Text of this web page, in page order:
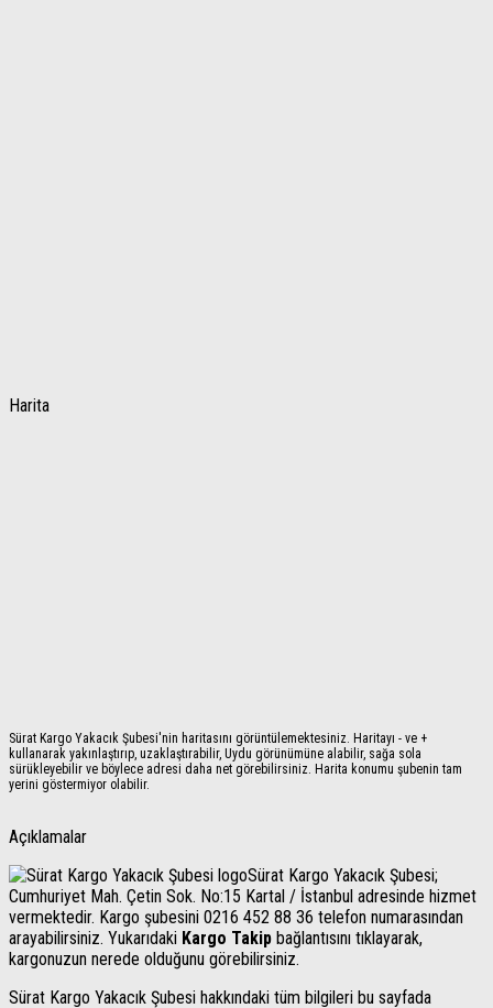
Harita
Sürat Kargo Yakacık Şubesi'nin haritasını görüntülemektesiniz. Haritayı - ve +
kullanarak yakınlaştırıp, uzaklaştırabilir, Uydu görünümüne alabilir, sağa sola
sürükleyebilir ve böylece adresi daha net görebilirsiniz. Harita konumu şubenin tam
yerini göstermiyor olabilir.
Açıklamalar
Sürat Kargo Yakacık Şubesi;
Cumhuriyet Mah. Çetin Sok. No:15 Kartal / İstanbul adresinde hizmet
vermektedir. Kargo şubesini 0216 452 88 36 telefon numarasından
arayabilirsiniz. Yukarıdaki Kargo Takip bağlantısını tıklayarak,
kargonuzun nerede olduğunu görebilirsiniz.
Sürat Kargo Yakacık Şubesi hakkındaki tüm bilgileri bu sayfada